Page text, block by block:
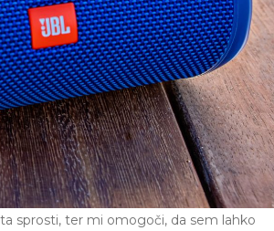
sprosti, ter mi omogoči, da sem lahko